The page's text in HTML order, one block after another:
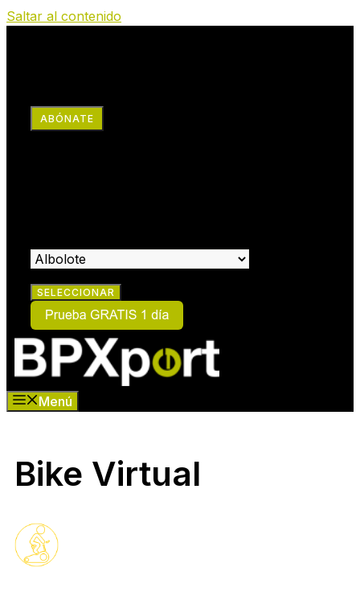
Saltar al contenido
ABÓNATE
Menú
Bike Virtual